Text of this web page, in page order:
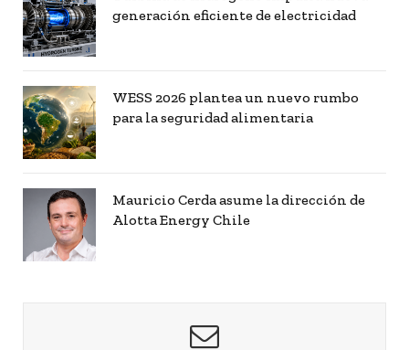
generación eficiente de electricidad
WESS 2026 plantea un nuevo rumbo
para la seguridad alimentaria
Mauricio Cerda asume la dirección de
Alotta Energy Chile